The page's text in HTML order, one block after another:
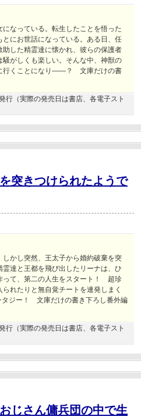
なっている。転生したことを悟った
にお世話になっている。ある日、任
した精霊達に懐かれ、彼らの保護者
がしくも楽しい。そんな中、神獣の
行くことになり――？ 文庫だけの書
行（実際の発売日は書店、各電子スト
突きつけられたようで
かし突然、王太子から婚約破棄を突
達と王都を飛び出したリーナは、ひ
って、第二の人生をスタート！ 超珍
れたりと無自覚チートを連発しまく
ジー！ 文庫だけの書き下ろし番外編
行（実際の発売日は書店、各電子スト
じさん傭兵団の中で生